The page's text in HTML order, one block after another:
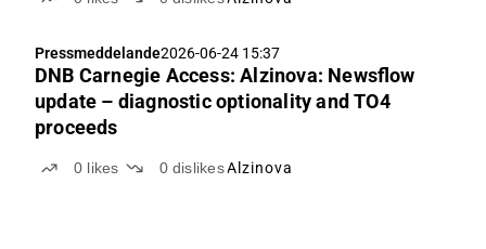
Pressmeddelande2026-06-24 15:37
DNB Carnegie Access: Alzinova: Newsflow
update – diagnostic optionality and TO4
proceeds
0 likes 0 dislikesAlzinova